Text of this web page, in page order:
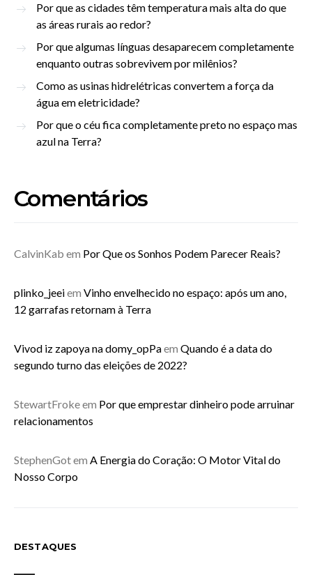
Por que as cidades têm temperatura mais alta do que
as áreas rurais ao redor?
Por que algumas línguas desaparecem completamente
enquanto outras sobrevivem por milênios?
Como as usinas hidrelétricas convertem a força da
água em eletricidade?
Por que o céu fica completamente preto no espaço mas
azul na Terra?
Comentários
CalvinKab em Por Que os Sonhos Podem Parecer Reais?
plinko_jeeiem Vinho envelhecido no espaço: após um ano,
12 garrafas retornam à Terra
Vivod iz zapoya na domy_opPaem Quando é a data do
segundo turno das eleições de 2022?
StewartFrokeem Por que emprestar dinheiro pode arruinar
relacionamentos
StephenGotem A Energia do Coração: O Motor Vital do
Nosso Corpo
DESTAQUES